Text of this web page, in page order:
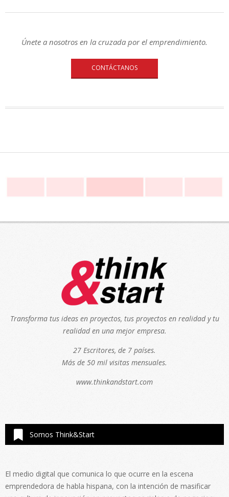
Únete a nosotros en la cruzada por el emprendimiento.
CONTÁCTANOS
Transforma tus ideas en proyectos, tus proyectos en realidad y tu
realidad en una mejor empresa.
27 Escritores, de 7 países.
Más de 50 mil visitas mensuales.
www.thinkandstart.com
Somos Think&Start
El medio digital que comunica lo que ocurre en la escena
emprendedora de habla hispana, con la intención de masificar